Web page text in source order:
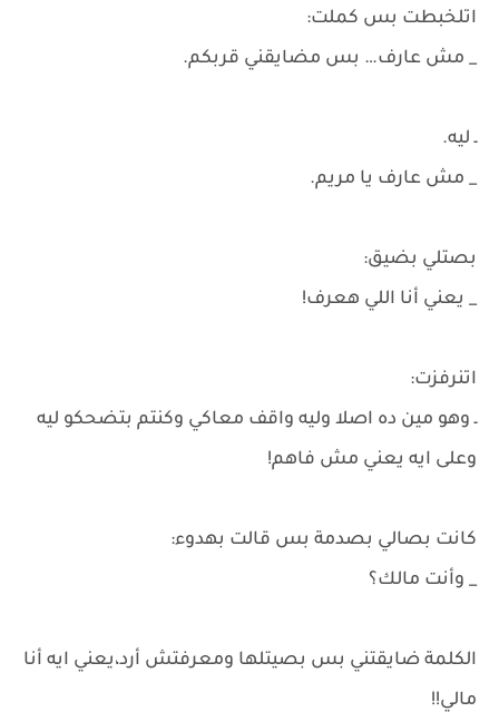
اتلخبطت بس كملت:
_ مش عارف… بس مضايقني قربكم.
ـ ليه.
_ مش عارف يا مريم.
بصتلي بضيق:
_ يعني أنا اللي هعرف!
اتنرفزت:
ـ وهو مين ده اصلا وليه واقف معاكي وكنتم بتضحكو ليه
وعلى ايه يعني مش فاهم!
كانت بصالي بصدمة بس قالت بهدوء:
_ وأنت مالك؟
الكلمة ضايقتني بس بصيتلها ومعرفتش أرد،يعني ايه أنا
مالي!!